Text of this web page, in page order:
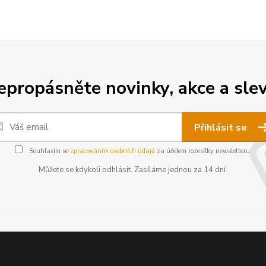
novinky, akce a
Přihlásit se
Souhlasím se zpracováním osobních údajůza účelem rozesílky newsletteru.
Můžete se kdykoli odhlásit. Zasíláme jednou za 14 dní.